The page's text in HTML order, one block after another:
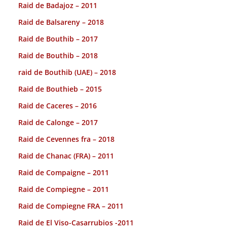
Raid de Badajoz – 2011
Raid de Balsareny – 2018
Raid de Bouthib – 2017
Raid de Bouthib – 2018
raid de Bouthib (UAE) – 2018
Raid de Bouthieb – 2015
Raid de Caceres – 2016
Raid de Calonge – 2017
Raid de Cevennes fra – 2018
Raid de Chanac (FRA) – 2011
Raid de Compaigne – 2011
Raid de Compiegne – 2011
Raid de Compiegne FRA – 2011
Raid de El Viso-Casarrubios -2011